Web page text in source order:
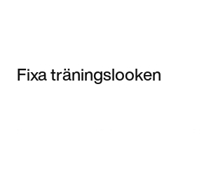
Fixa träningslooken